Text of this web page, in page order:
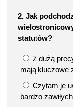
2. Jak
statutów?
Z dużą
mają kluczowe
Czytam je
bardzo